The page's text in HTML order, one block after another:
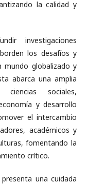
la calidad y
investigaciones
los desafíos y
mundo globalizado y
abarca una amplia
sociales,
y desarrollo
el intercambio
académicos y
fomentando la
crítico.
una cuidada